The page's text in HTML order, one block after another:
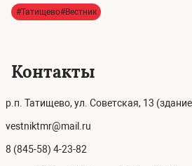
#Татищево#Вестник
Контакты
р.п. Татищево, ул. Советская, 13
vestniktmr@mail.ru
8 (845-58) 4-23-82